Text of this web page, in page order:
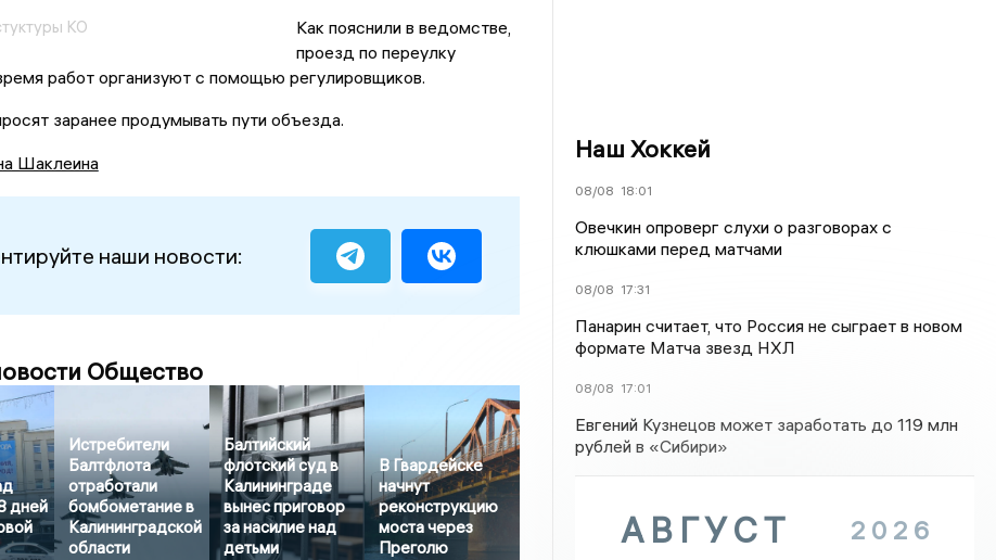
КО
Как пояснили в ведомстве,
проезд по переулку
работ организуют с помощью регулировщиков.
заранее продумывать пути объезда.
Шаклеина
наши новости:
Общество
дней
Истребители
Балтфлота
отработали
бомбометание в
Калининградской
области
Балтийский
флотский суд в
Калининграде
вынес приговор
за насилие над
детьми
В Гвардейске
начнут
реконструкцию
моста через
Преголю
Наш Хоккей
08/08 18:01
Овечкин опроверг слухи о разговорах с
клюшками перед матчами
08/08 17:31
Панарин считает, что Россия не сыграет в новом
формате Матча звезд НХЛ
08/08 17:01
Евгений Кузнецов может заработать до 119 млн
рублей в «Сибири»
АВГУСТ 2026